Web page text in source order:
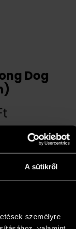
A sütikről
személyre
Dog